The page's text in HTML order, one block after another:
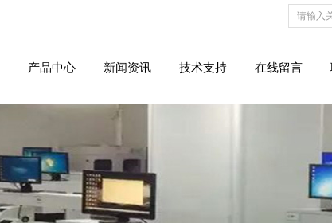
产品中心 新闻资讯 技术支持 在线留言